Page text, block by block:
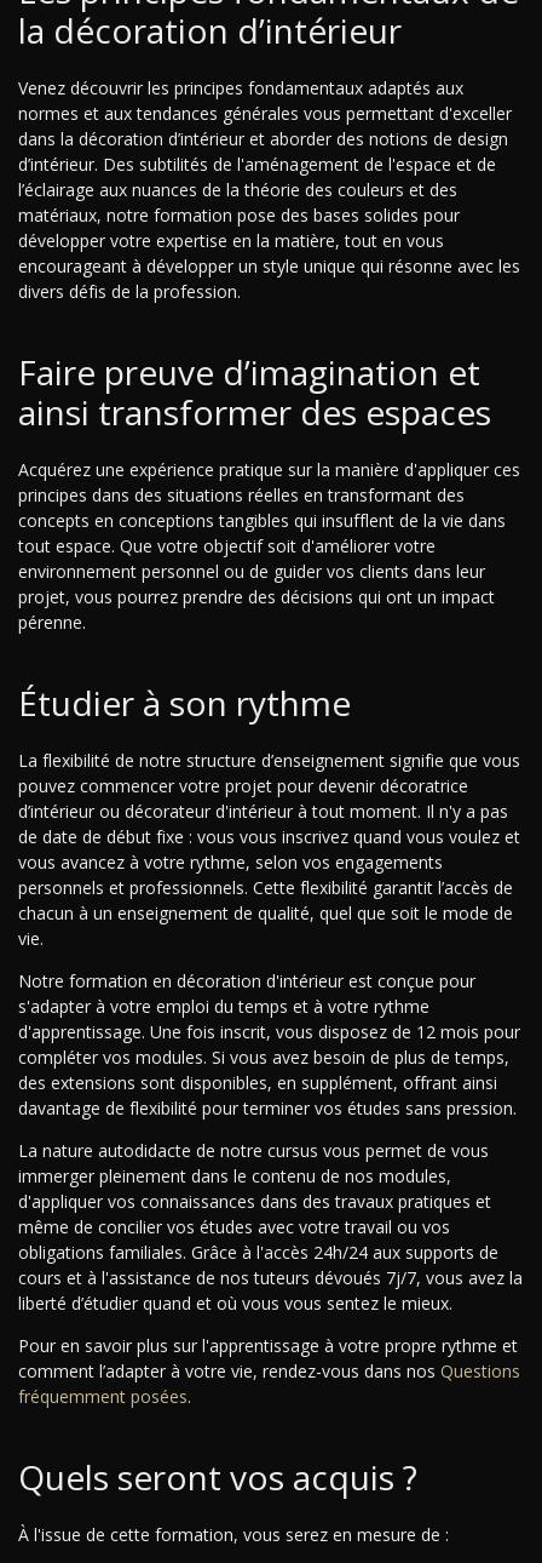
la décoration d’intérieur
Venez découvrir les principes fondamentaux adaptés aux
normes et aux tendances générales vous permettant d'exceller
dans la décoration d’intérieur et aborder des notions de design
d’intérieur. Des subtilités de l'aménagement de l'espace et de
l’éclairage aux nuances de la théorie des couleurs et des
matériaux, notre formation pose des bases solides pour
développer votre expertise en la matière, tout en vous
encourageant à développer un style unique qui résonne avec les
divers défis de la profession.
Faire preuve d’imagination et
ainsi transformer des espaces
Acquérez une expérience pratique sur la manière d'appliquer ces
principes dans des situations réelles en transformant des
concepts en conceptions tangibles qui insufflent de la vie dans
tout espace. Que votre objectif soit d'améliorer votre
environnement personnel ou de guider vos clients dans leur
projet, vous pourrez prendre des décisions qui ont un impact
pérenne.
Étudier à son rythme
La flexibilité de notre structure d’enseignement signifie que vous
pouvez commencer votre projet pour devenir décoratrice
d’intérieur ou décorateur d'intérieur à tout moment. Il n'y a pas
de date de début fixe : vous vous inscrivez quand vous voulez et
vous avancez à votre rythme, selon vos engagements
personnels et professionnels. Cette flexibilité garantit l’accès de
chacun à un enseignement de qualité, quel que soit le mode de
vie.
Notre formation en décoration d'intérieur est conçue pour
s'adapter à votre emploi du temps et à votre rythme
d'apprentissage. Une fois inscrit, vous disposez de 12 mois pour
compléter vos modules. Si vous avez besoin de plus de temps,
des extensions sont disponibles, en supplément, offrant ainsi
davantage de flexibilité pour terminer vos études sans pression.
La nature autodidacte de notre cursus vous permet de vous
immerger pleinement dans le contenu de nos modules,
d'appliquer vos connaissances dans des travaux pratiques et
même de concilier vos études avec votre travail ou vos
obligations familiales. Grâce à l'accès 24h/24 aux supports de
cours et à l'assistance de nos tuteurs dévoués 7j/7, vous avez la
liberté d’étudier quand et où vous vous sentez le mieux.
Pour en savoir plus sur l'apprentissage à votre propre rythme et
comment l’adapter à votre vie, rendez-vous dans nos Questions
fréquemment posées.
Quels seront vos acquis ?
À l'issue de cette formation, vous serez en mesure de :